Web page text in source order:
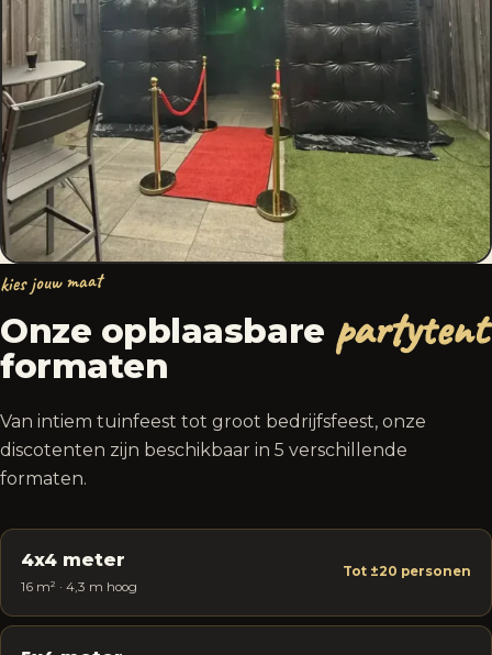
kies jouw maat
Onze opblaasbare partytent
formaten
Van intiem tuinfeest tot groot bedrijfsfeest, onze
discotenten zijn beschikbaar in 5 verschillende
formaten.
4x4 meter
16 m² · 4,3 m hoog
Tot ±20 personen